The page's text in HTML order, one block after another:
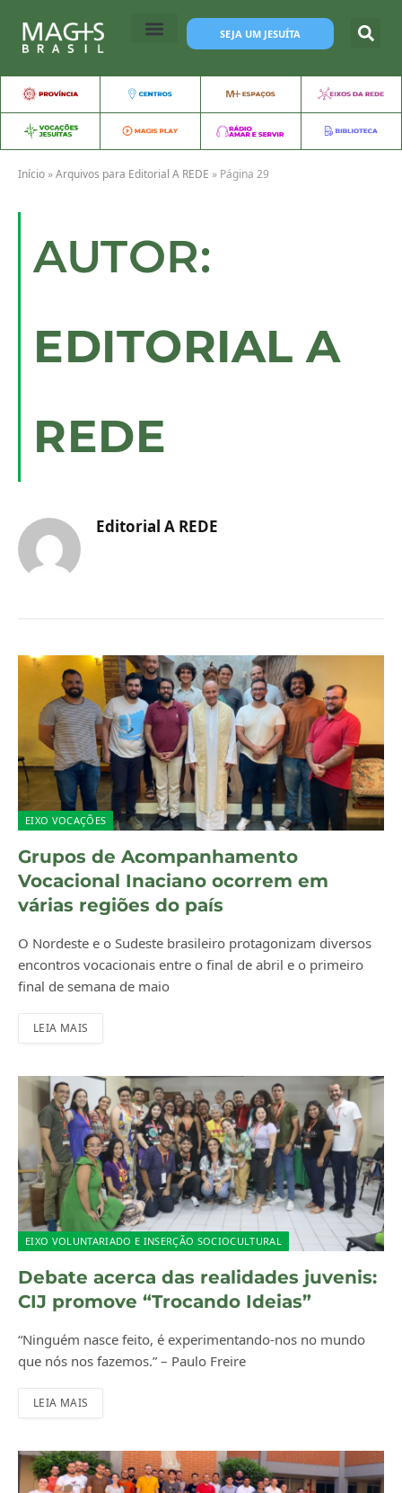
SEJA UM JESUÍTA
Início »Arquivos para Editorial A REDE » Página 29
AUTOR:
EDITORIAL A
REDE
Editorial A REDE
EIXO VOCAÇÕES
Grupos de Acompanhamento
Vocacional Inaciano ocorrem em
várias regiões do país
O Nordeste e o Sudeste brasileiro protagonizam diversos
encontros vocacionais entre o final de abril e o primeiro
final de semana de maio
LEIA MAIS
EIXO VOLUNTARIADO E INSERÇÃO SOCIOCULTURAL
Debate acerca das realidades juvenis:
CIJ promove “Trocando Ideias”
“Ninguém nasce feito, é experimentando-nos no mundo
que nós nos fazemos.” – Paulo Freire
LEIA MAIS